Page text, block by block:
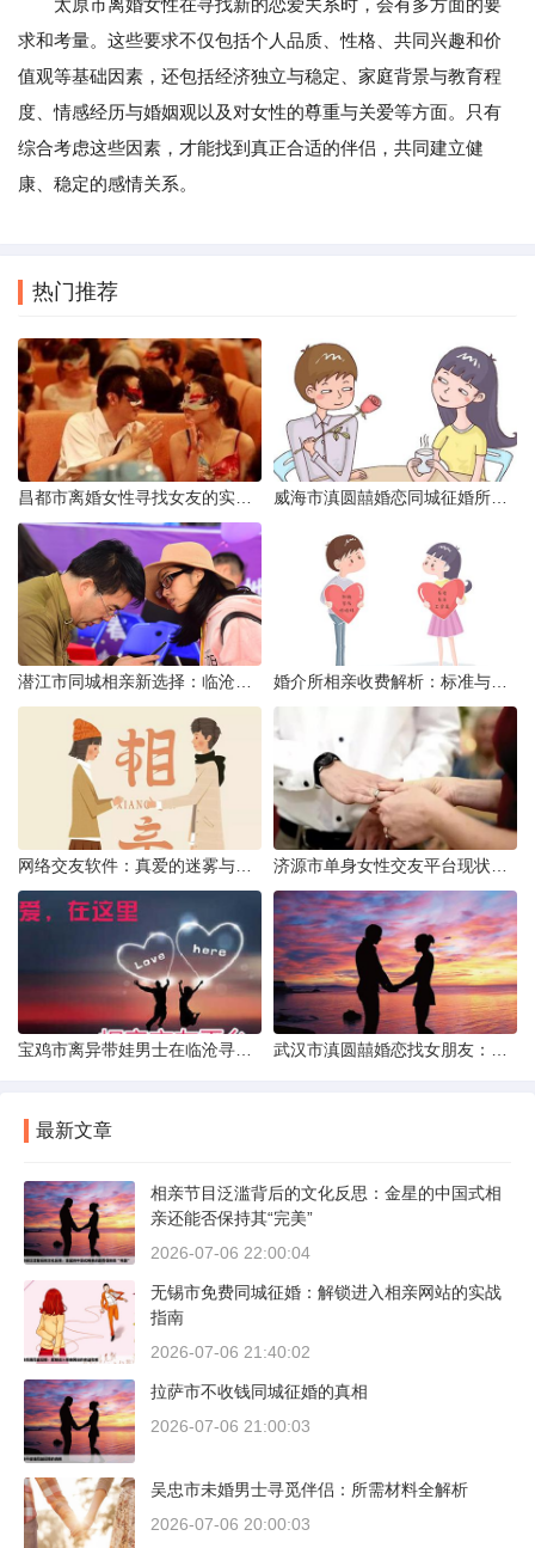
太原市离婚女性在寻找新的恋爱关系时，会有多方面的要
求和考量。这些要求不仅包括个人品质、性格、共同兴趣和价
值观等基础因素，还包括经济独立与稳定、家庭背景与教育程
度、情感经历与婚姻观以及对女性的尊重与关爱等方面。只有
综合考虑这些因素，才能找到真正合适的伴侣，共同建立健
康、稳定的感情关系。
热门推荐
最新文章
相亲节目泛滥背后的文化反思：金星的中国式相
亲还能否保持其“完美”
2026-07-06 22:00:04
无锡市免费同城征婚：解锁进入相亲网站的实战
指南
2026-07-06 21:40:02
拉萨市不收钱同城征婚的真相
2026-07-06 21:00:03
吴忠市未婚男士寻觅伴侣：所需材料全解析
2026-07-06 20:00:03